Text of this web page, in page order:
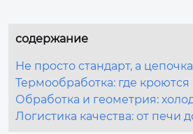
содержание
Не просто стандарт, а
Термообработка: где
Обработка и геометрия:
Логистика качества: от печи